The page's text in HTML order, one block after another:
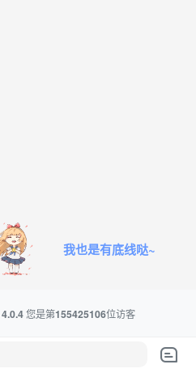
我也是有底线哒~
4.0.4 您是第155425106位访客